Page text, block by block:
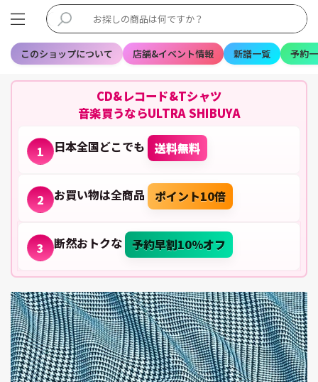
このショップについて 店舗&イベント情報 新譜一覧 予約
CD&レコード&Tシャツ
音楽買うならULTRA SHIBUYA
1 日本全国どこでも 送料無料
2 お買い物は全商品 ポイント10倍
3 断然おトクな 予約早割10%オフ